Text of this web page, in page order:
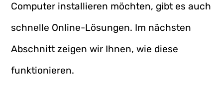
Computer installieren möchten, gibt es auch
schnelle Online-Lösungen. Im nächsten
Abschnitt zeigen wir Ihnen, wie diese
funktionieren.